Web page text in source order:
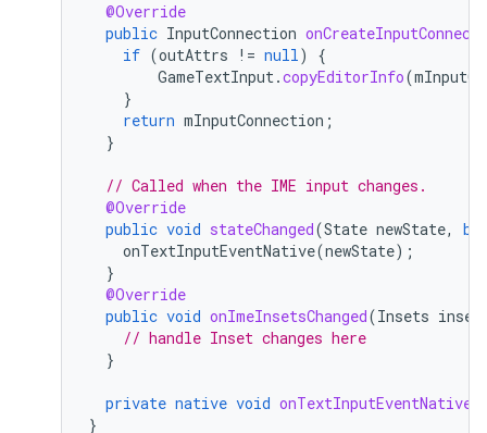
@Override
public InputConnection
if (outAttrs != null)
{
GameTextInput.copyEditorInfo(
}
return mInputConnection ;
}
// Called when the IME input changes.
@Override
public void stateChanged(State newState,
onTextInputEventNative(newState);
}
@Override
public void onImeInsetsChanged(Insets
// handle Inset changes here
}
private native void onTextInputEventNative
}